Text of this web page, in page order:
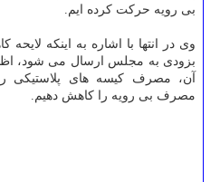
بی رویه حرکت کرده ایم.
وی در انتها با اشاره به اینکه
بزودی به مجلس ارسال می شود،
آن، مصرف کیسه های پلاستیکی
مصرف بی رویه را کاهش دهیم.